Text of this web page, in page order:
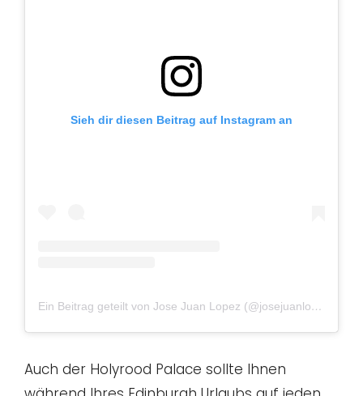
Sieh dir diesen Beitrag auf Instagram an
Ein Beitrag geteilt von Jose Juan Lopez (@josejuanlopezz)
Auch der Holyrood Palace sollte Ihnen